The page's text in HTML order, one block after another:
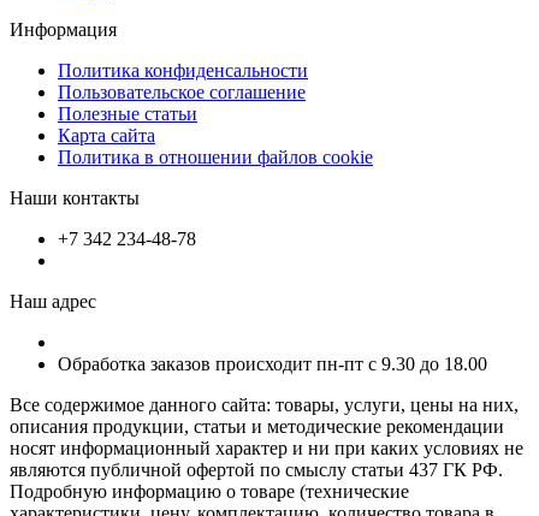
Информация
Политика конфиденсальности
Пользовательское соглашение
Полезные статьи
Карта сайта
Политика в отношении файлов cookie
Наши контакты
+7 342 234-48-78
Наш адрес
Обработка заказов происходит пн-пт с 9.30 до 18.00
Все содержимое данного сайта: товары, услуги, цены на них,
описания продукции, статьи и методические рекомендации
носят информационный характер и ни при каких условиях не
являются публичной офертой по смыслу статьи 437 ГК РФ.
Подробную информацию о товаре (технические